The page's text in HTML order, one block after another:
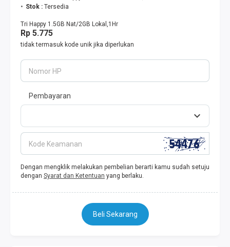
Stok : Tersedia
Tri Happy 1.5GB Nat/2GB Lokal,1Hr
Rp 5.775
tidak termasuk kode unik jika diperlukan
Nomor HP
Pembayaran
Kode Keamanan
Dengan mengklik melakukan pembelian berarti kamu sudah setuju
dengan Syarat dan Ketentuan yang berlaku.
Beli Sekarang